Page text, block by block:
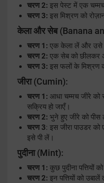
चरण 2: इस पेस्ट में एक
चरण 3: इस मिश्रण को
केला और सेब(Banana
चरण 1: एक केला लें और
चरण 2: एक सेब को छीलकर
चरण 3: इस फलों के मिश्रण
जीरा(Cumin):
चरण 1: आधा चम्मच जीरे
सक्रिय हो जाएँ।
चरण 2: भुने हुए जीरे को पीस
चरण 3: इस जीरा पाउडर को
इसे पी लें।
पुदीना(Mint):
चरण 1: कुछ पुदीना पत्तियों
चरण 2: इन पत्तियों को